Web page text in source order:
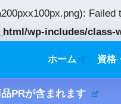
wp-includes/class-
ホーム 資格
PRが含まれます